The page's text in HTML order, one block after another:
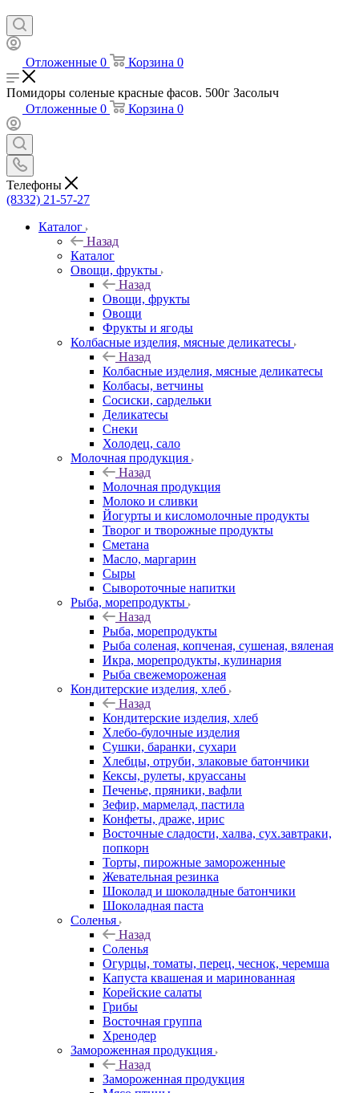
Отложенные 0 Корзина 0
Помидоры соленые красные фасов. 500г Засолыч
Отложенные 0 Корзина 0
Телефоны
(8332) 21-57-27
Каталог
Назад
Каталог
Овощи, фрукты
Назад
Овощи, фрукты
Овощи
Фрукты и ягоды
Колбасные изделия, мясные деликатесы
Назад
Колбасные изделия, мясные деликатесы
Колбасы, ветчины
Сосиски, сардельки
Деликатесы
Снеки
Холодец, сало
Молочная продукция
Назад
Молочная продукция
Молоко и сливки
Йогурты и кисломолочные продукты
Творог и творожные продукты
Сметана
Масло, маргарин
Сыры
Сывороточные напитки
Рыба, морепродукты
Назад
Рыба, морепродукты
Рыба соленая, копченая, сушеная, вяленая
Икра, морепродукты, кулинария
Рыба свежемороженая
Кондитерские изделия, хлеб
Назад
Кондитерские изделия, хлеб
Хлебо-булочные изделия
Сушки, баранки, сухари
Хлебцы, отруби, злаковые батончики
Кексы, рулеты, круассаны
Печенье, пряники, вафли
Зефир, мармелад, пастила
Конфеты, драже, ирис
Восточные сладости, халва, сух.завтраки,
попкорн
Торты, пирожные замороженные
Жевательная резинка
Шоколад и шоколадные батончики
Шоколадная паста
Соленья
Назад
Соленья
Огурцы, томаты, перец, чеснок, черемша
Капуста квашеная и маринованная
Корейские салаты
Грибы
Восточная группа
Хренодер
Замороженная продукция
Назад
Замороженная продукция